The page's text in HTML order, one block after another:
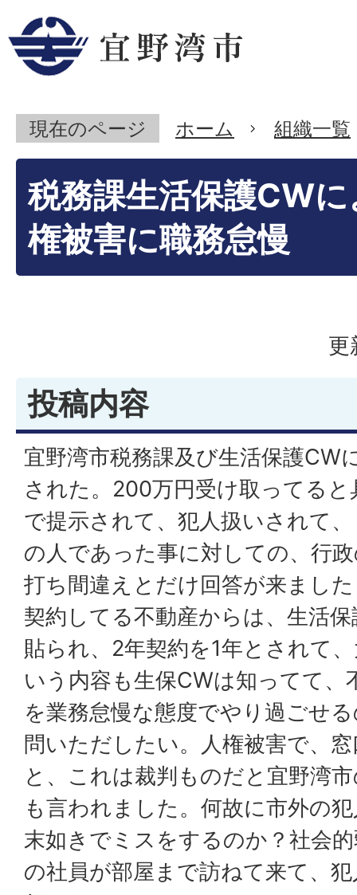
現在のページ ホーム 組織一覧
税務課生活保護CW
権被害に職務怠慢
更
投稿内容
宜野湾市税務課及び生活保護CW
された。200万円受け取ってる
で提示されて、犯人扱いされて
の人であった事に対しての、行
打ち間違えとだけ回答が来まし
契約してる不動産からは、生活
貼られ、2年契約を1年とされて
いう内容も生保CWは知ってて、
を業務怠慢な態度でやり過ごせ
問いただしたい。人権被害で、
と、これは裁判ものだと宜野湾
も言われました。何故に市外の
末如きでミスをするのか？社会
の社員が部屋まで訪ねて来て、